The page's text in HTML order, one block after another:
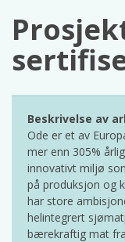
Beskrivelse av
Ode er et av
mer enn 305%
innovativt miljø
på produksjon og
har store
helintegrert
bærekraftig mat